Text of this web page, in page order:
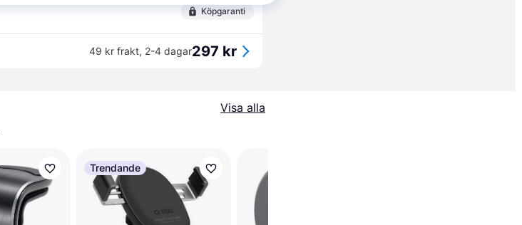
Köpgaranti
49 kr frakt, 2-4 dagar297 kr
Visa alla
Trendande